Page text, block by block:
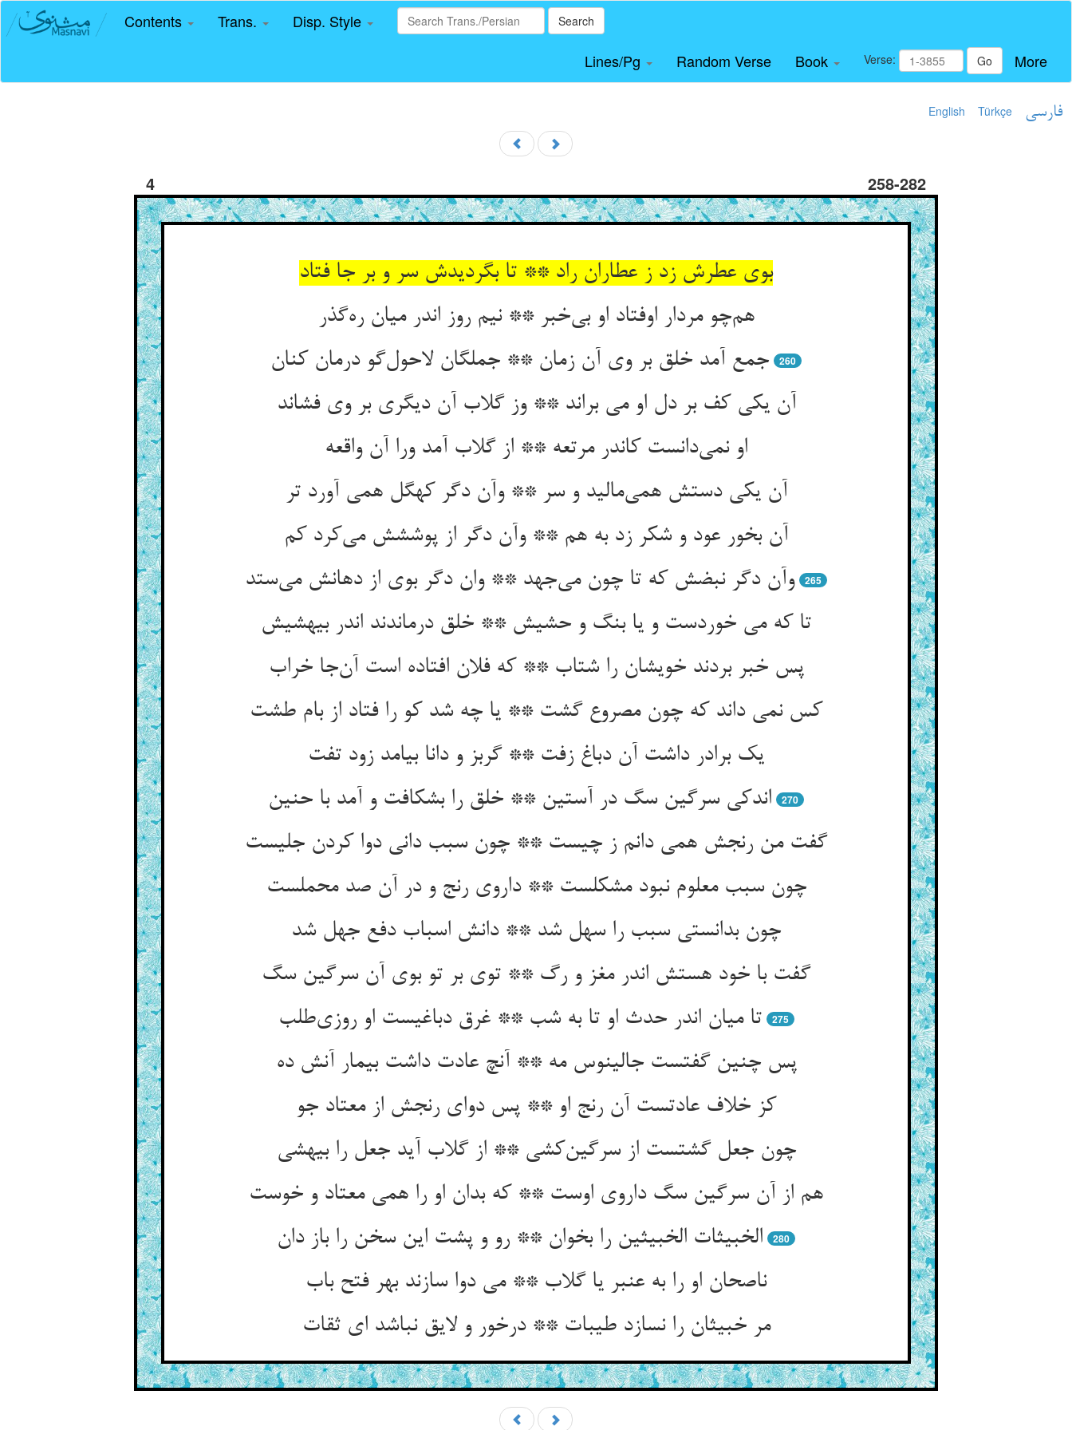
Contents Trans. Disp. Style Search
Lines/Pg Random Verse Book Verse: Go More
English Türkçe فارسی
4 258-282
بوی عطرش زد ز عطاران راد ** تا بگردیدش سر و بر جا فتاد
هم‌چو مردار اوفتاد او بی‌خبر ** نیم روز اندر میان ره‌گذر
جمع آمد خلق بر وی آن زمان ** جملگان لاحول‌گو درمان کنان
260
آن یکی کف بر دل او می براند ** وز گلاب آن دیگری بر وی فشاند
او نمی‌دانست کاندر مرتعه ** از گلاب آمد ورا آن واقعه
آن یکی دستش همی‌مالید و سر ** وآن دگر کهگل همی آورد تر
آن بخور عود و شکر زد به هم ** وآن دگر از پوششش می‌کرد کم
وآن دگر نبضش که تا چون می‌جهد ** وان دگر بوی از دهانش می‌ستد
265
تا که می خوردست و یا بنگ و حشیش ** خلق درماندند اندر بیهشیش
پس خبر بردند خویشان را شتاب ** که فلان افتاده است آن‌جا خراب
کس نمی داند که چون مصروع گشت ** یا چه شد کو را فتاد از بام طشت
یک برادر داشت آن دباغ زفت ** گربز و دانا بیامد زود تفت
اندکی سرگین سگ در آستین ** خلق را بشکافت و آمد با حنین
270
گفت من رنجش همی دانم ز چیست ** چون سبب دانی دوا کردن جلیست
چون سبب معلوم نبود مشکلست ** داروی رنج و در آن صد محملست
چون بدانستی سبب را سهل شد ** دانش اسباب دفع جهل شد
گفت با خود هستش اندر مغز و رگ ** توی بر تو بوی آن سرگین سگ
تا میان اندر حدث او تا به شب ** غرق دباغیست او روزی‌طلب
275
پس چنین گفتست جالینوس مه ** آنچ عادت داشت بیمار آنش ده
کز خلاف عادتست آن رنج او ** پس دوای رنجش از معتاد جو
چون جعل گشتست از سرگین‌کشی ** از گلاب آید جعل را بیهشی
هم از آن سرگین سگ داروی اوست ** که بدان او را همی معتاد و خوست
الخبیثات الخبیثین را بخوان ** رو و پشت این سخن را باز دان
280
ناصحان او را به عنبر یا گلاب ** می دوا سازند بهر فتح باب
مر خبیثان را نسازد طیبات ** درخور و لایق نباشد ای ثقات